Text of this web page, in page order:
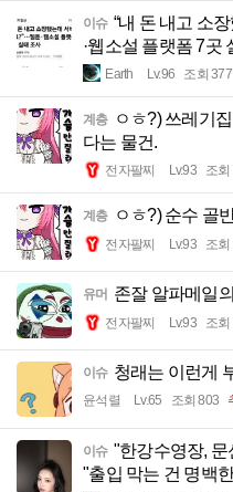
이슈 “내 돈 내고 소
·웹소설 플랫폼 7곳
Earth Lv.96 조회 377
계층
ㅇㅎ?) 쓰레기
다는 물건.
전자팔찌 Lv.93 조회
계층 ㅇㅎ?) 순수 골
전자팔찌 Lv.93 조회
유머 존잘 알파메일
전자팔찌 Lv.93 조회
이슈 청래는 이런게
윤석렬 Lv.65 조회 803
이슈 "한강수영장, 문
"출입 막는 건 명백